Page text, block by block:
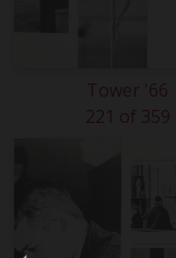
Tower '66
221 of 359